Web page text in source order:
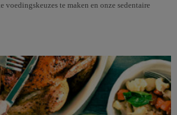
te maken en onze sedentaire